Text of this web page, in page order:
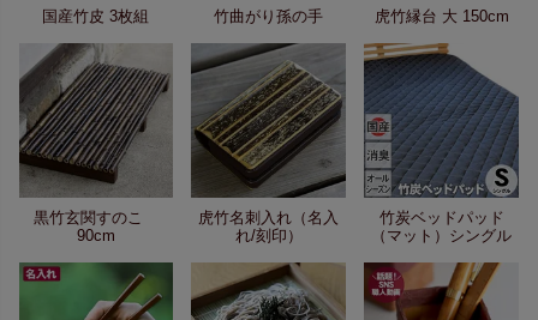
国産竹皮 3枚組 竹曲がり孫の手 虎竹縁台 大 150cm
黒竹玄関すのこ
90cm
虎竹名刺入れ（名入
れ/刻印）
竹炭ベッドパッド
（マット）シングル